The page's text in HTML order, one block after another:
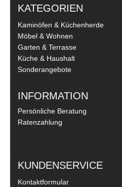
KATEGORIEN
Kaminöfen & Küchenherde
Möbel & Wohnen
Garten & Terrasse
Küche & Haushalt
Sonderangebote
INFORMATION
Persönliche Beratung
Ratenzahlung
KUNDENSERVICE
Kontaktformular